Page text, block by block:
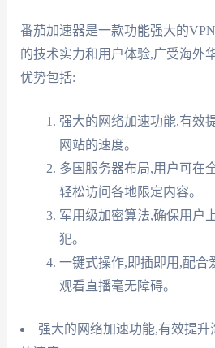
番茄加速器是一款功能强大的
的技术实力和用户体验,广受海外
优势包括:
强大的网络加速功能,有效
网站的速度。
多国服务器布局,用户可在
轻松访问各地限定内容。
军用级加密算法,确保用户
犯。
一键式操作,即插即用,配合
观看直播毫无障碍。
强大的网络加速功能,有效提